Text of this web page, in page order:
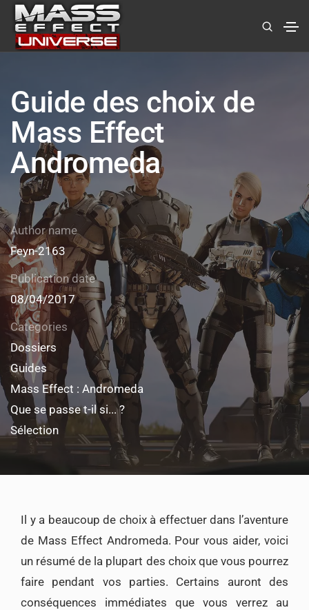
Guide des choix de
Mass Effect
Andromeda
Author name
Feyn-2163
Publication date
08/04/2017
Categories
Dossiers
Guides
Mass Effect : Andromeda
Que se passe t-il si... ?
Sélection
Il y a beaucoup de choix à effectuer dans l’aventure
de Mass Effect Andromeda. Pour vous aider, voici
un résumé de la plupart des choix que vous pourrez
faire pendant vos parties. Certains auront des
conséquences immédiates que vous verrez au